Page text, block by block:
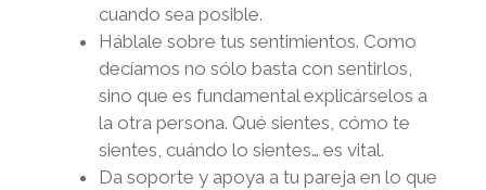
cuando sea posible.
Háblale sobre tus sentimientos. Como
decíamos no sólo basta con sentirlos,
sino que es fundamental explicárselos a
la otra persona. Qué sientes, cómo te
sientes, cuándo lo sientes… es vital.
Da soporte y apoya a tu pareja en lo que